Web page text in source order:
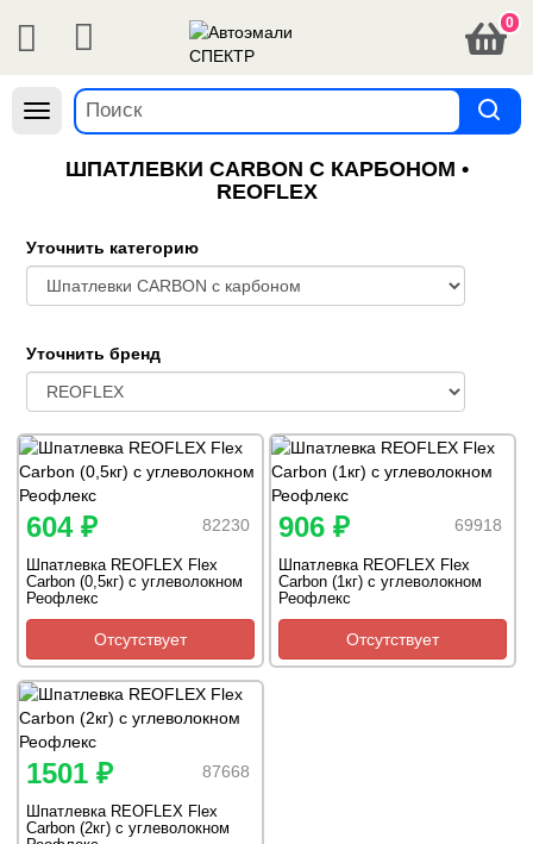
0
Навигация
ШПАТЛЕВКИ CARBON С КАРБОНОМ •
REOFLEX
Уточнить категорию
Уточнить бренд
82230
604 ₽
Шпатлевка REOFLEX Flex
Carbon (0,5кг) с углеволокном
Реофлекс
Отсутствует
69918
906 ₽
Шпатлевка REOFLEX Flex
Carbon (1кг) с углеволокном
Реофлекс
Отсутствует
87668
1501 ₽
Шпатлевка REOFLEX Flex
Carbon (2кг) с углеволокном